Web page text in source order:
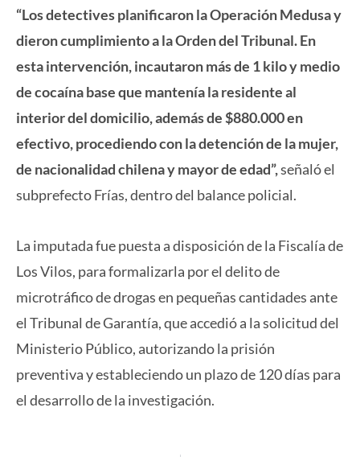
“Los detectives planificaron la Operación Medusa y
dieron cumplimiento a la Orden del Tribunal. En
esta intervención, incautaron más de 1 kilo y medio
de cocaína base que mantenía la residente al
interior del domicilio, además de $880.000 en
efectivo, procediendo con la detención de la mujer,
de nacionalidad chilena y mayor de edad”,señaló el
subprefecto Frías, dentro del balance policial.
La imputada fue puesta a disposición de la Fiscalía de
Los Vilos, para formalizarla por el delito de
microtráfico de drogas en pequeñas cantidades ante
el Tribunal de Garantía, que accedió a la solicitud del
Ministerio Público, autorizando la prisión
preventiva y estableciendo un plazo de 120 días para
el desarrollo de la investigación.